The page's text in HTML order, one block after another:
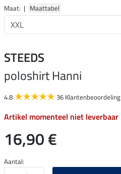
Maat: | Maattabel
STEEDS
poloshirt Hanni
4.8 36 Klantenbeoordeling
Artikel momenteel niet leverbaar
16,90 €
Aantal: